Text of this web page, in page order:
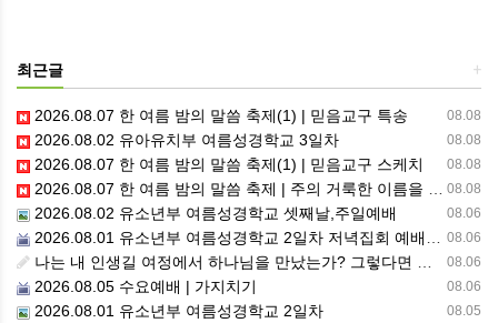
+
최근글
08.08
2026.08.07 한 여름 밤의 말씀 축제(1) | 믿음교구 특송
08.08
2026.08.02 유아유치부 여름성경학교 3일차
08.08
2026.08.07 한 여름 밤의 말씀 축제(1) | 믿음교구 스케치
08.08
2026.08.07 한 여름 밤의 말씀 축제 | 주의 거룩한 이름을 위하여 기도합시다
08.06
2026.08.02 유소년부 여름성경학교 셋째날,주일예배
08.06
2026.08.01 유소년부 여름성경학교 2일차 저녁집회 예배 실황
08.06
나는 내 인생길 여정에서 하나님을 만났는가? 그렇다면 나의 삶은 어떠한가? 자신을 돌아 봅니다.
08.06
2026.08.05 수요예배 | 가지치기
08.05
2026.08.01 유소년부 여름성경학교 2일차